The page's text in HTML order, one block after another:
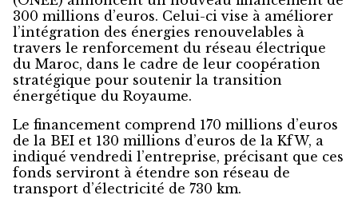
300 millions d’euros. Celui-ci vise à améliorer
l’intégration des énergies renouvelables à
travers le renforcement du réseau électrique
du Maroc, dans le cadre de leur coopération
stratégique pour soutenir la transition
énergétique du Royaume.
Le financement comprend 170 millions d’euros
de la BEI et 130 millions d’euros de la KfW, a
indiqué vendredi l’entreprise, précisant que ces
fonds serviront à étendre son réseau de
transport d’électricité de 730 km.